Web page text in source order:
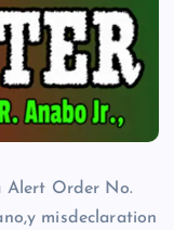
Alert Order No.
misdeclaration